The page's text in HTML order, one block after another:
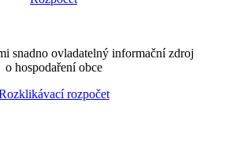
snadno ovladatelný informační zdroj
o hospodaření obce
rozpočet